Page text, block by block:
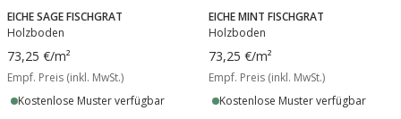
EICHE SAGE FISCHGRAT
Holzboden
73,25 €/m²
Empf. Preis (inkl. MwSt.)
Kostenlose Muster verfügbar
EICHE MINT FISCHGRAT
Holzboden
73,25 €/m²
Empf. Preis (inkl. MwSt.)
Kostenlose Muster verfügbar